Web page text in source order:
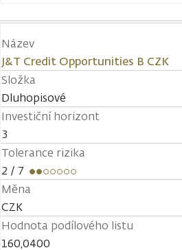
Název
J&T Credit Opportunities B CZK
Složka
Dluhopisové
Investiční horizont
3
Tolerance rizika
2 / 7
Měna
CZK
Hodnota podílového listu
160,0400